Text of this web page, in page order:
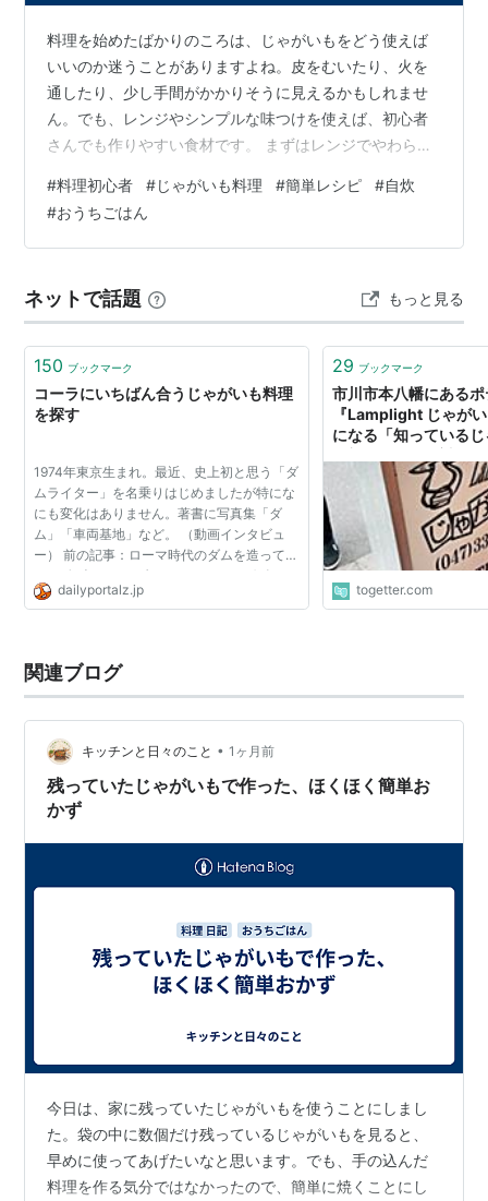
料理を始めたばかりのころは、じゃがいもをどう使えば
いいのか迷うことがありますよね。皮をむいたり、火を
通したり、少し手間がかかりそうに見えるかもしれませ
ん。でも、レンジやシンプルな味つけを使えば、初心者
さんでも作りやすい食材です。 まずはレンジでやわらか
先にやわらかくしておくと安心です。やわらかくなった
じゃがいもをフライパンで焼けば、短い時間でおかずに
なります。火が通っているか不安なときも、レンジを使
最初は難しい味つけをしなくても大丈夫です。やわらか
くしたじゃがいもを焼いて、塩こしょうをふる…
#料理初心者 #じゃがいも料理 #簡単レシピ #自炊
#おうちごはん
ネットで話題 もっと見る
150 ブックマーク
コーラにいちばん合うじゃがいも料理
を探す
1974年東京生まれ。最近、史上初と思う「ダ
ムライター」を名乗りはじめましたが特にな
にも変化はありません。著書に写真集「ダ
ム」「車両基地」など。 （動画インタビュ
ー） 前の記事：ローマ時代のダムを造ってみ
た ＞ 個人サイト ダムサイト たとえばビール
やワインや日本酒が好きな人が家で飲むと
dailyportalz.jp
29 ブックマーク
市川市本八幡にある
『Lamplight じゃが
になる「知っている
togetter.com
関連ブログ
キッチンと日々のこと • 1ヶ月前
残っていたじゃがいもで作った、ほくほく簡単お
かず
今日は、家に残っていたじゃがいもを使うことにしまし
た。袋の中に数個だけ残っているじゃがいもを見ると、
早めに使ってあげたいなと思います。でも、手の込んだ
料理を作る気分ではなかったので、簡単に焼くことにし